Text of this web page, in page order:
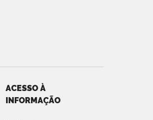
ACESSO À
INFORMAÇÃO